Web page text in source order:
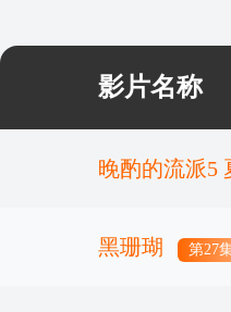
影片名称
晚酌的流派5
第6集
黑珊瑚 第27